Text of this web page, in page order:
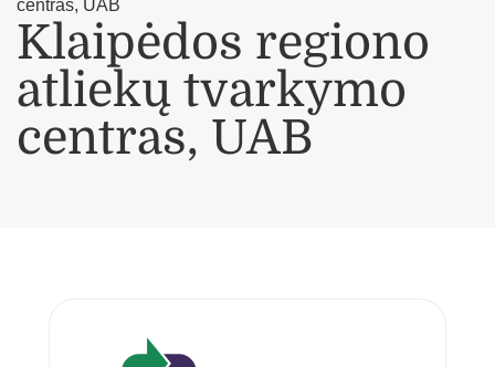
centras, UAB
Klaipėdos regiono
atliekų tvarkymo
centras, UAB